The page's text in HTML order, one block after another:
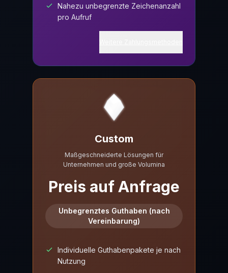
Nahezu unbegrenzte Zeichenanzahl
pro Aufruf
Custom
Maßgeschneiderte Lösungen für
Unternehmen und große Volumina
Preis auf Anfrage
Unbegrenztes Guthaben (nach
Vereinbarung)
Individuelle Guthabenpakete je nach
Nutzung